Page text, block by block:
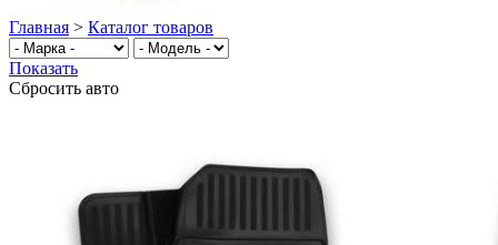
Главная > Каталог товаров
Показать
Сбросить авто